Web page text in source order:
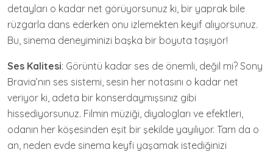
detayları o kadar net görüyorsunuz ki, bir yaprak bile
rüzgarla dans ederken onu izlemekten keyif alıyorsunuz.
Bu, sinema deneyiminizi başka bir boyuta taşıyor!
Ses Kalitesi: Görüntü kadar ses de önemli, değil mi? Sony
Bravia’nın ses sistemi, sesin her notasını o kadar net
veriyor ki, adeta bir konserdaymışsınız gibi
hissediyorsunuz. Filmin müziği, diyalogları ve efektleri,
odanın her köşesinden eşit bir şekilde yayılıyor. Tam da o
an, neden evde sinema keyfi yaşamak istediğinizi